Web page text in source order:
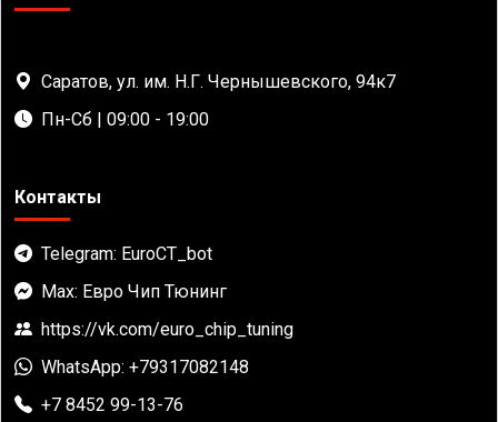
Саратов, ул. им. Н.Г. Чернышевского, 94к7
Пн-Сб | 09:00 - 19:00
Контакты
Telegram: EuroCT_bot
Max: Евро Чип Тюнинг
https://vk.com/euro_chip_tuning
WhatsApp: +79317082148
+7 8452 99-13-76